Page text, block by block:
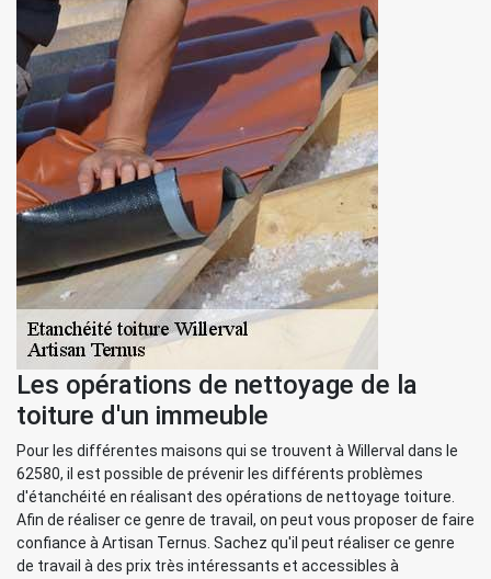
Les opérations de nettoyage de la
toiture d'un immeuble
Pour les différentes maisons qui se trouvent à Willerval dans le
62580, il est possible de prévenir les différents problèmes
d'étanchéité en réalisant des opérations de nettoyage toiture.
Afin de réaliser ce genre de travail, on peut vous proposer de faire
confiance à Artisan Ternus. Sachez qu'il peut réaliser ce genre
de travail à des prix très intéressants et accessibles à